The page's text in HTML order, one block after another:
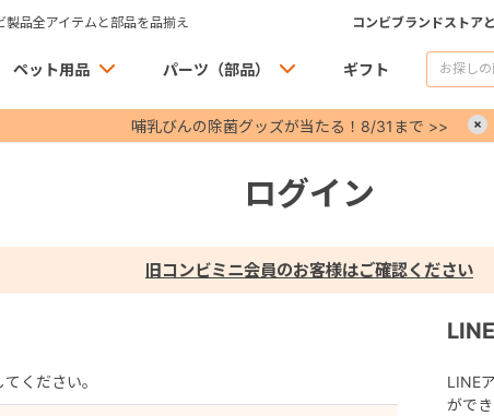
品全アイテムと部品を品揃え コンビブランドストア
ペット用品 パーツ（部品） ギフト
哺乳びんの除菌グッズが当たる！8/31まで >>
ログイン
旧コンビミニ会員のお客様はご確認ください
ください。
LINE
ができ